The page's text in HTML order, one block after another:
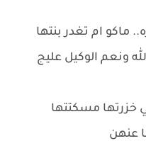
ماكو ام تغدر بنتها
ونعم الوكيل عليج
خزرتها مسكتتها
عنهن